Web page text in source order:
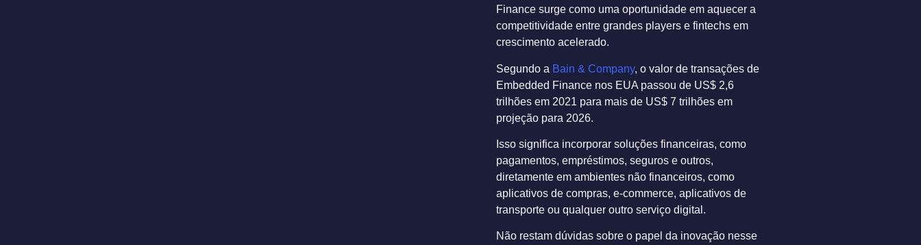
Finance surge como uma oportunidade em aquecer a
competitividade entre grandes players e fintechs em
crescimento acelerado.
Segundo a Bain & Company, o valor de transações de
Embedded Finance nos EUA passou de US$ 2,6
trilhões em 2021 para mais de US$ 7 trilhões em
projeção para 2026.
Isso significa incorporar soluções financeiras, como
pagamentos, empréstimos, seguros e outros,
diretamente em ambientes não financeiros, como
aplicativos de compras, e-commerce, aplicativos de
transporte ou qualquer outro serviço digital.
Não restam dúvidas sobre o papel da inovação nesse